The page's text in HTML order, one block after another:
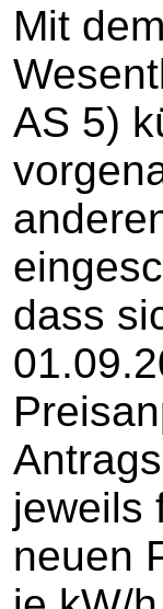
Mit
AS 5)
dass
jeweils
neuen